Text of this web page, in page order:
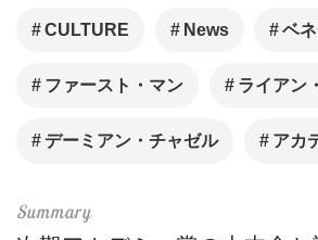
CULTURE News ベ
ファースト・マン ライアン
デーミアン・チャゼル アカ